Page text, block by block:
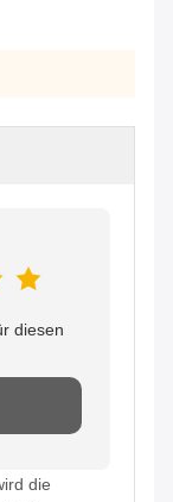
diesen
die